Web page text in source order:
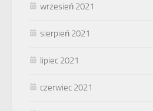
wrzesień 2021
sierpień 2021
lipiec 2021
czerwiec 2021